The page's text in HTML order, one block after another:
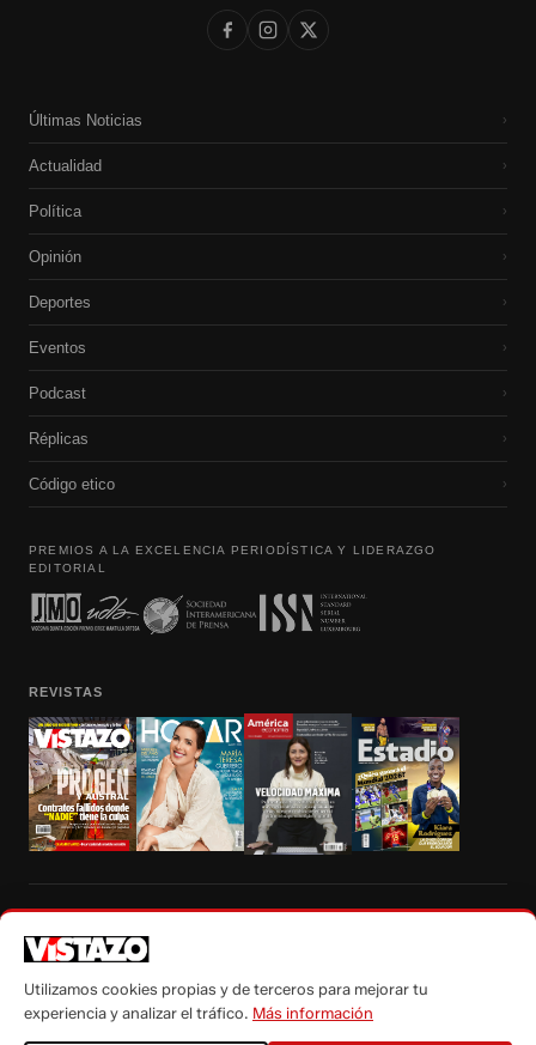
Últimas Noticias ›
Actualidad ›
Política ›
Opinión ›
Deportes ›
Eventos ›
Podcast ›
Réplicas ›
Código etico ›
PREMIOS A LA EXCELENCIA PERIODÍSTICA Y LIDERAZGO
EDITORIAL
REVISTAS
autorización escrita de su titular, de todos los contenidos de Vistazo.com.
Utilizamos cookies propias y de terceros para mejorar tu
experiencia y analizar el tráfico. Más información